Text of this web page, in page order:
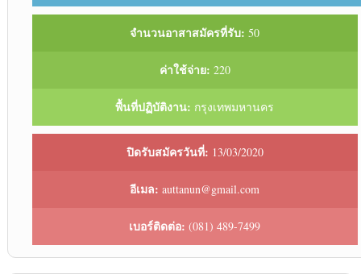
จำนวนอาสาสมัครที่รับ: 50
ค่าใช้จ่าย: 220
พื้นที่ปฏิบัติงาน: กรุงเทพมหานคร
ปิดรับสมัครวันที่: 13/03/2020
อีเมล: auttanun@gmail.com
เบอร์ติดต่อ: (081) 489-7499